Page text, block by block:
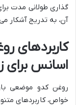
گذاری طولانی مدت
آن، به تدریج آشکار
کاربردهای
اسانس برای
روغن کدو موضعی
خواص، کاربردهای